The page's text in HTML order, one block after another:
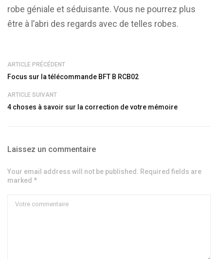
robe géniale et séduisante. Vous ne pourrez plus
être à l’abri des regards avec de telles robes.
ARTICLE PRÉCÉDENT
Focus sur la télécommande BFT B RCB02
ARTICLE SUIVANT
4 choses à savoir sur la correction de votre mémoire
Laissez un commentaire
Your email address will not be published. Required fields are
marked *